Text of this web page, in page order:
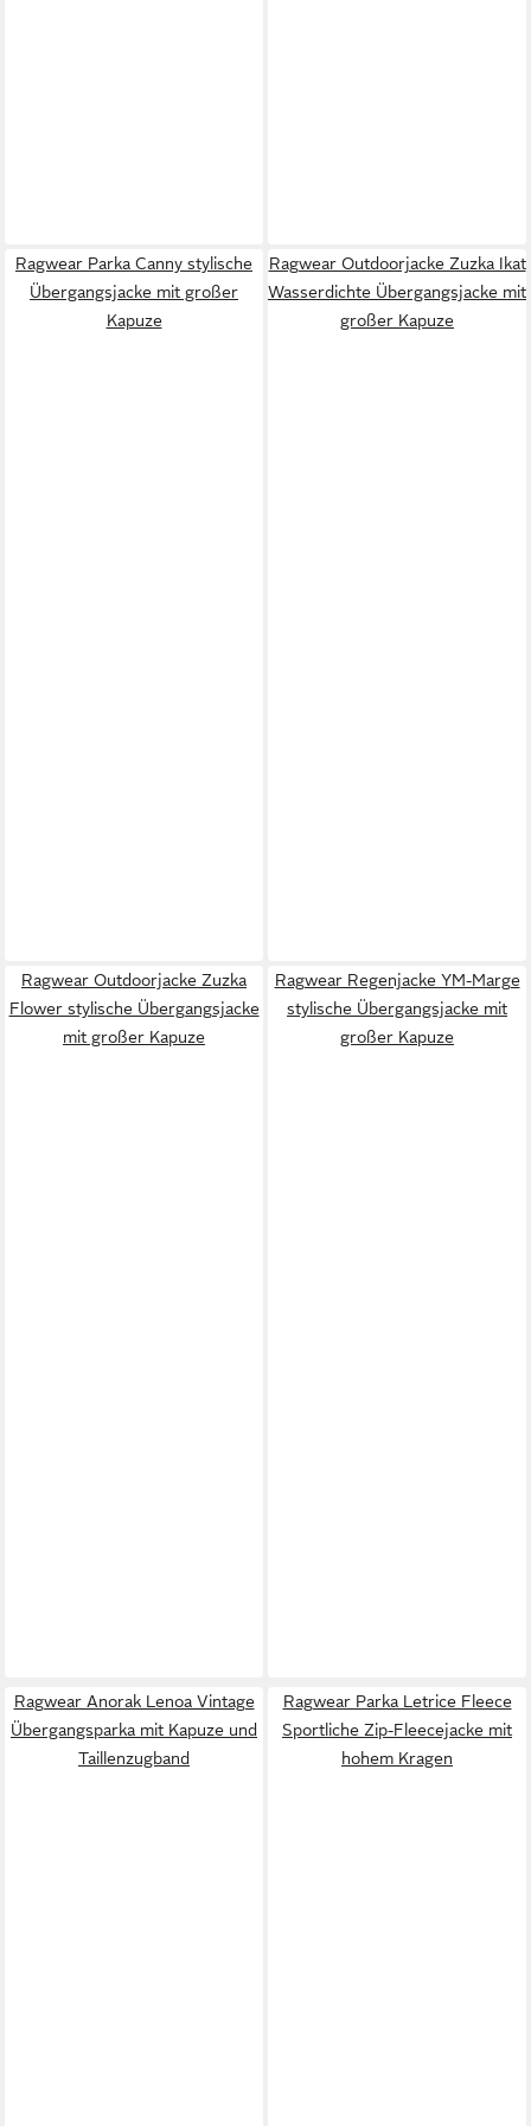
Ragwear Parka Canny stylische
Übergangsjacke mit großer
Kapuze
Ragwear Outdoorjacke Zuzka Ikat
Wasserdichte Übergangsjacke mit
großer Kapuze
Ragwear Outdoorjacke Zuzka
Flower stylische Übergangsjacke
mit großer Kapuze
Ragwear Regenjacke YM-Marge
stylische Übergangsjacke mit
großer Kapuze
Ragwear Anorak Lenoa Vintage
Übergangsparka mit Kapuze und
Taillenzugband
Ragwear Parka Letrice Fleece
Sportliche Zip-Fleecejacke mit
hohem Kragen